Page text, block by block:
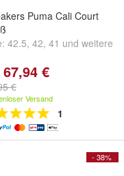
Puma Cali Court
42.5, 42, 41 und weitere
€
€
Versand
1
- 38%